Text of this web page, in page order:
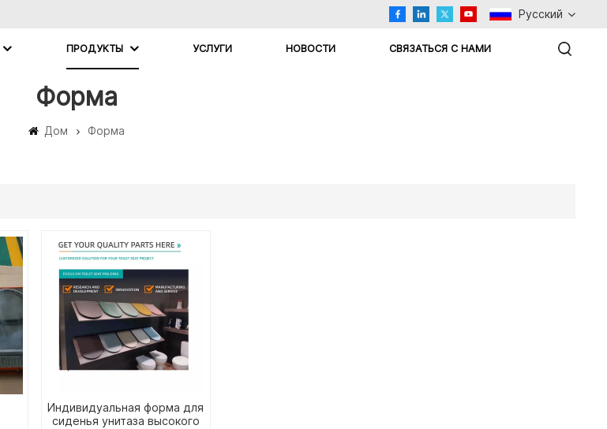
Русский
ПРОДУКТЫ УСЛУГИ НОВОСТИ СВЯЗАТЬСЯ С НАМИ
Форма
Дом Форма
Индивидуальная форма для
сиденья унитаза высокого